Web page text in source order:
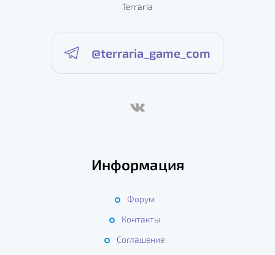
Terraria
@terraria_game_com
Информация
Форум
Контакты
Соглашение